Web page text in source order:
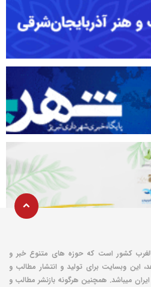
کشور است که حوزه های متنوع خبر و
وبسایت برای تولید و انتشار مطالب و
میباشد. همچنین هرگونه بازنشر مطالب و